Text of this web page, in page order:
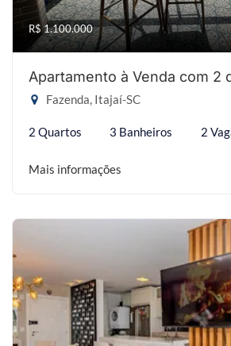
R$ 1.100.000
Apartamento à Venda com 2
Fazenda, Itajaí-SC
2 Quartos 3 Banheiros 2
Mais informações